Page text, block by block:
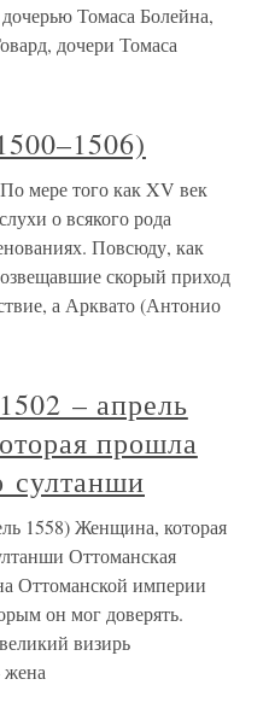
Томаса Болейна,
дочери Томаса
мере того как XV век
о всякого рода
Повсюду, как
скорый приход
а Арквато (Антонио
– апрель
прошла
султанши
1558) Женщина, которая
Оттоманская
Оттоманской империи
он мог доверять.
визирь